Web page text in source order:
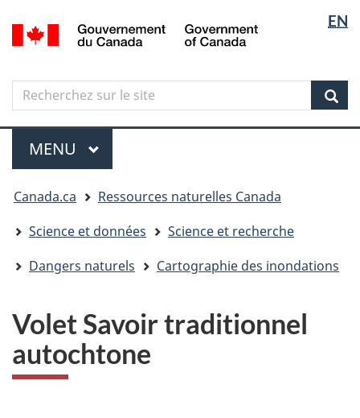
Aller
au
principal
Skip
to
government"
Passer
à
version
simplifiée
langue
EN
Canada
Search
Recherchez
sur
le
site
Menu
MENU PRINCIPAL
êtes
ici
Canada.ca
Ressources naturelles Canada
Science et données
Science et recherche
Dangers naturels
Cartographie des inondations
Volet Savoir traditionnel
autochtone